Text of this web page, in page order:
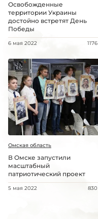
Освобожденные
территории Украины
достойно встретят День
Победы
6 мая 2022 1176
Омская область
В Омске запустили
масштабный
патриотический проект
5 мая 2022 830